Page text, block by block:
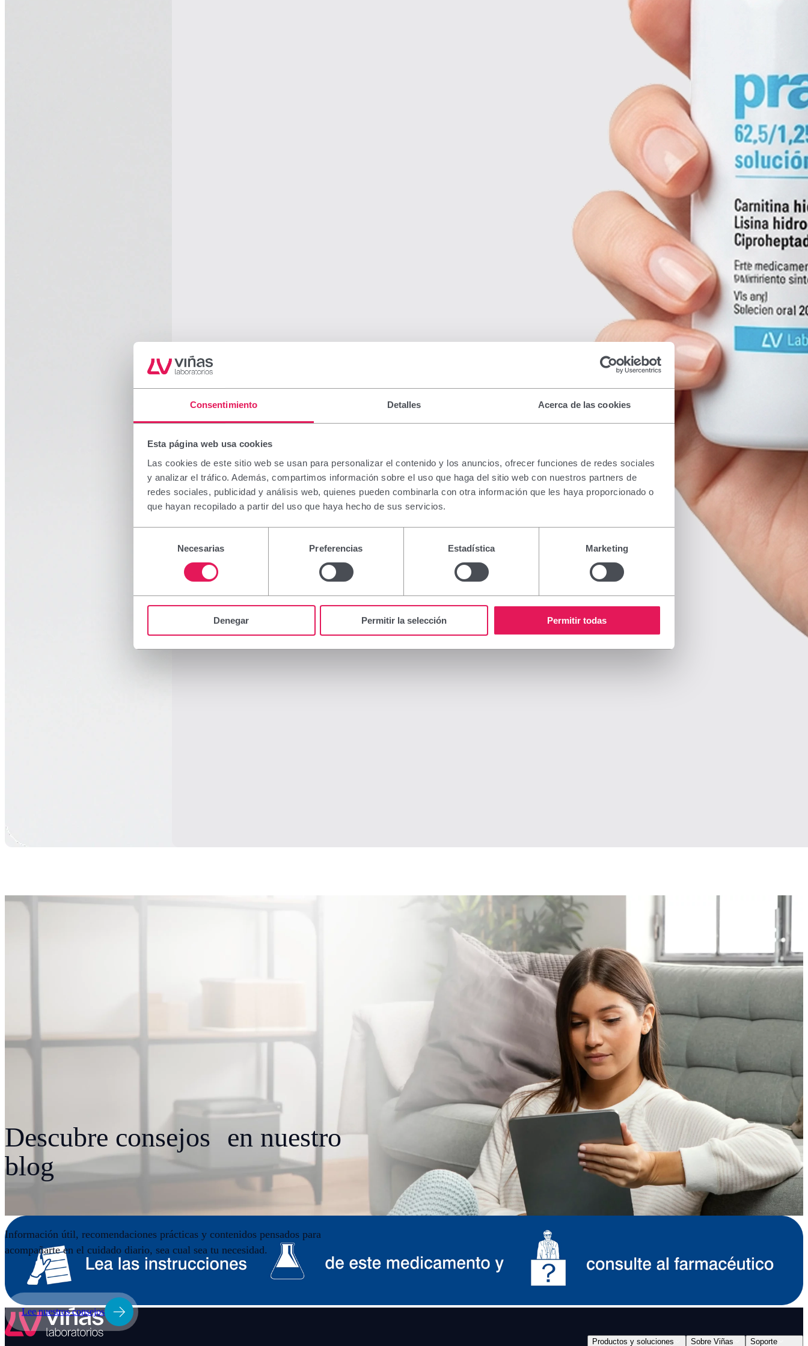
Consentimiento Detalles Acerca de las cookies
Esta página web usa cookies
Las cookies de este sitio web se usan para personalizar el contenido y los anuncios, ofrecer funciones de redes sociales
y analizar el tráfico. Además, compartimos información sobre el uso que haga del sitio web con nuestros partners de
redes sociales, publicidad y análisis web, quienes pueden combinarla con otra información que les haya proporcionado o
que hayan recopilado a partir del uso que haya hecho de sus servicios.
consentimiento
Necesarias Preferencias Estadística Marketing
Denegar Permitir la selección Permitir todas
Descubre consejos en nuestro
blog
Información útil, recomendaciones prácticas y contenidos pensados para
acompañarte en el cuidado diario, sea cual sea tu necesidad.
Lee nuestros consejos
Productos y soluciones Sobre Viñas Soporte